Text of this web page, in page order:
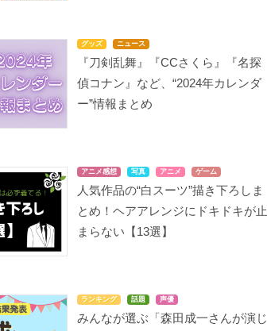
グッズ ニュース
『刀剣乱舞』『CCさくら』『名探
偵コナン』など、“2024年カレンダ
ー”情報まとめ
アニメ感想 写真 アニメ ゲーム
人気作品の“白スーツ”描き下ろしま
とめ！ヘアアレンジにドキドキが止
まらない【13選】
ランキング 話題 声優
みんなが選ぶ「森田成一さんが演じ